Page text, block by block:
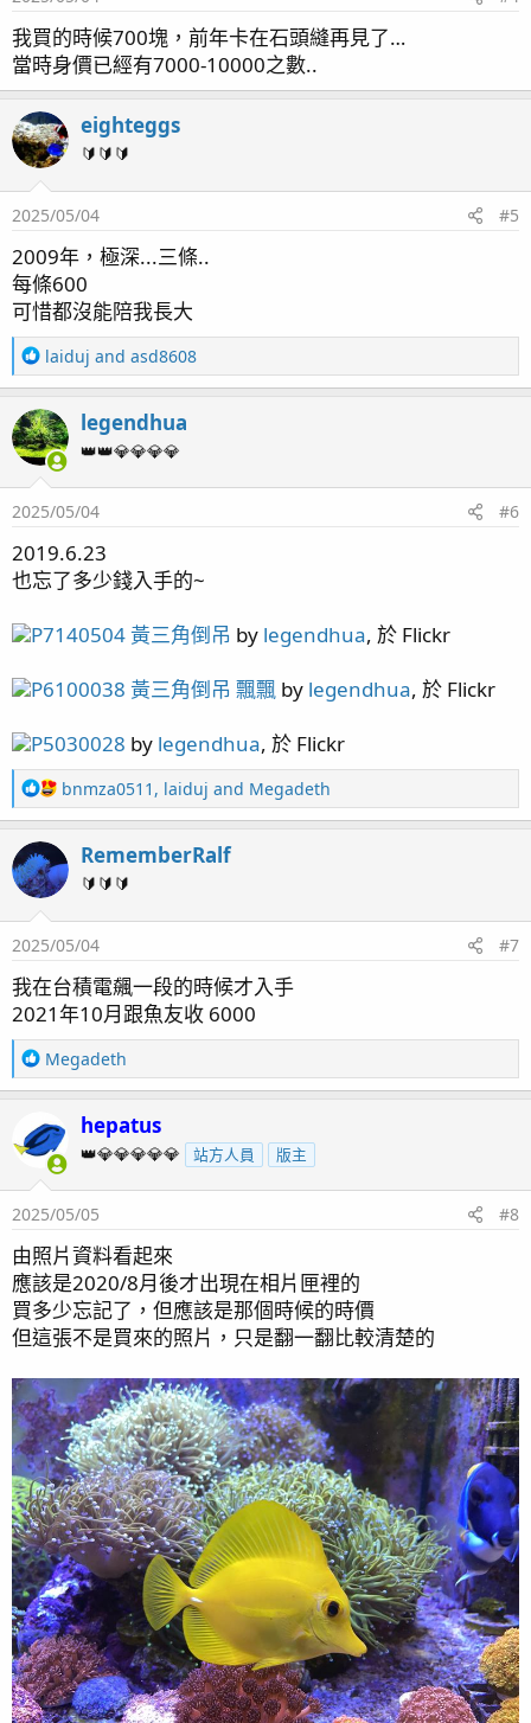
：
我買的時候700塊，前年卡在石頭縫再見了…
當時身價已經有7000-10000之數..
eighteggs
🔰🔰🔰
2025/05/04 #5
2009年，極深...三條..
每條600
可惜都沒能陪我長大
R
e
c
t
i
o
n
：
laiduj and asd8608
legendhua
👑👑💎💎💎💎
2025/05/04 #6
2019.6.23
也忘了多少錢入手的~
P7140504 黃三角倒吊 by legendhua, 於 Flickr
P6100038 黃三角倒吊 飄飄 by legendhua, 於 Flickr
P5030028 by legendhua, 於 Flickr
R
e
c
t
o
n
：
bnmza0511 , laiduj and Megadeth
RememberRalf
🔰🔰🔰
2025/05/04 #7
我在台積電飆一段的時候才入手
2021年10月跟魚友收 6000
R
e
c
t
i
o
n
：
Megadeth
hepatus
👑💎💎💎💎💎 站方人員 版主
2025/05/05 #8
由照片資料看起來
應該是2020/8月後才出現在相片匣裡的
買多少忘記了，但應該是那個時候的時價
但這張不是買來的照片，只是翻一翻比較清楚的